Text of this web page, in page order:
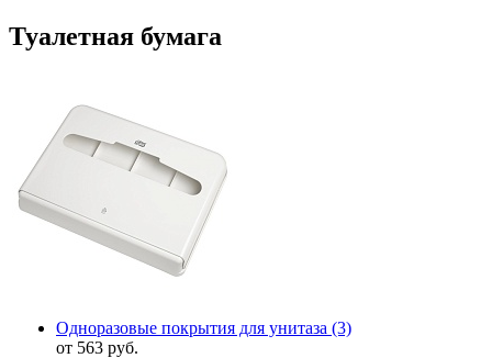
Туалетная бумага
Одноразовые покрытия для унитаза (3)
от 563 руб.